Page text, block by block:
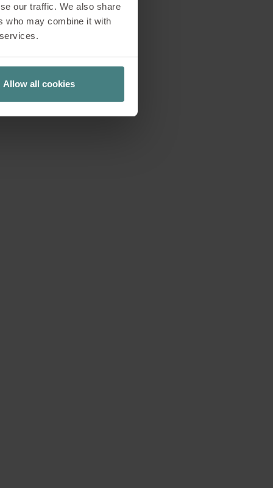
our traffic. We also share
who may combine it with
Allow all cookies
Kummle,
ce principe.
au service de sa
de la diversité
à cœur.